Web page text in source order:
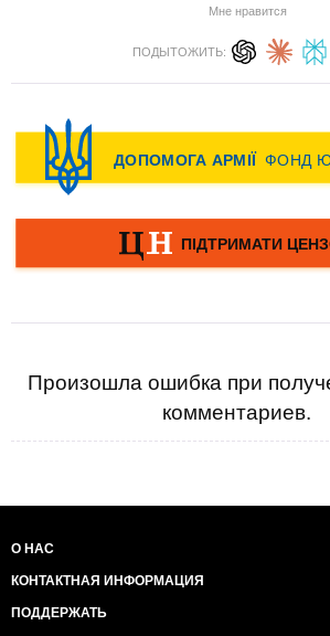
Мне нравится
ПОДЫТОЖИТЬ:
Произошла ошибка при
комментариев.
О НАС
КОНТАКТНАЯ ИНФОРМАЦИЯ
ПОДДЕРЖАТЬ